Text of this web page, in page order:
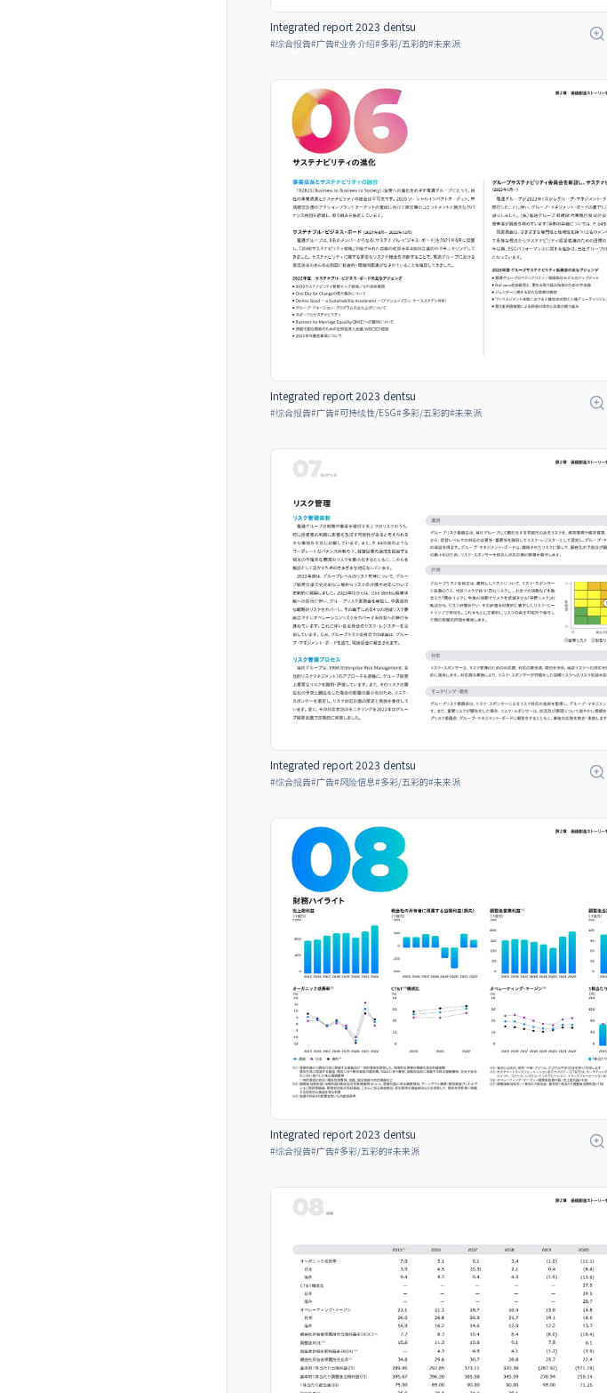
Integrated report 2023 dentsu
#综合报告#广告#业务介绍#多彩/五彩的#未来派
Integrated report 2023 dentsu
#综合报告#广告#可持续性/ESG#多彩/五彩的#未来派
Integrated report 2023 dentsu
#综合报告#广告#风险信息#多彩/五彩的#未来派
Integrated report 2023 dentsu
#综合报告#广告#多彩/五彩的#未来派